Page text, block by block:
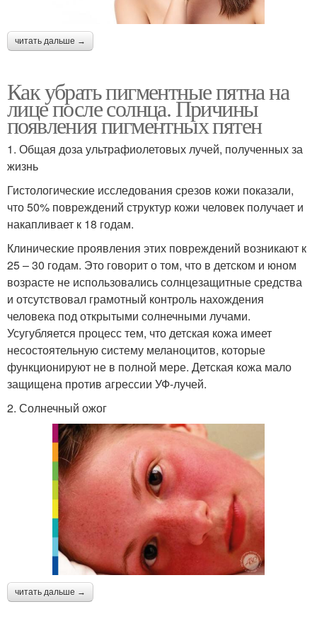
читать дальше →
Как убрать пигментные пятна на
лице после солнца. Причины
появления пигментных пятен
1. Общая доза ультрафиолетовых лучей, полученных за
жизнь
Гистологические исследования срезов кожи показали,
что 50% повреждений структур кожи человек получает и
накапливает к 18 годам.
Клинические проявления этих повреждений возникают к
25 – 30 годам. Это говорит о том, что в детском и юном
возрасте не использовались солнцезащитные средства
и отсутствовал грамотный контроль нахождения
человека под открытыми солнечными лучами.
Усугубляется процесс тем, что детская кожа имеет
несостоятельную систему меланоцитов, которые
функционируют не в полной мере. Детская кожа мало
защищена против агрессии УФ-лучей.
2. Солнечный ожог
читать дальше →